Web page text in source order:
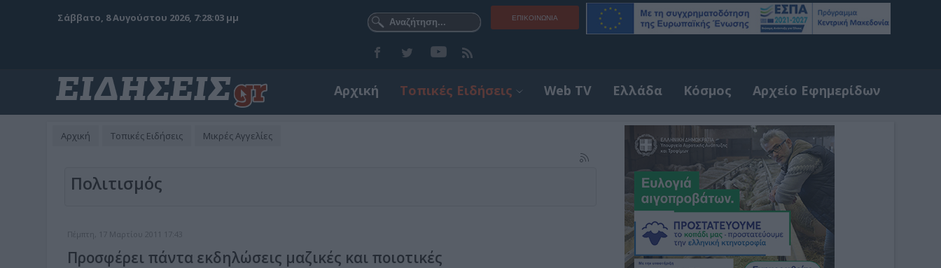
ΕΠΙΚΟΙΝΩΝΊΑ
Σάββατο, 8 Αυγούστου 2026, 7:28:04 μμ
Αρχική Τοπικές Ειδήσεις Web TV Ελλάδα Κόσμος Αρχείο Εφημερίδων
Αρχική Τοπικές Ειδήσεις Μικρές Αγγελίες
Πολιτισμός
Πέμπτη, 17 Μαρτίου 2011 17:43
Προσφέρει πάντα εκδηλώσεις μαζικές και ποιοτικές